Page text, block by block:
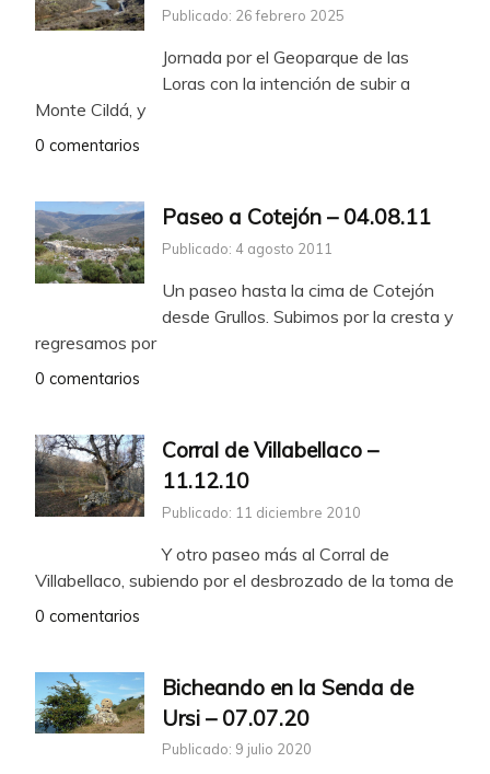
Publicado: 26 febrero 2025
Jornada por el Geoparque de las
Loras con la intención de subir a
Monte Cildá, y
0 comentarios
Paseo a Cotejón – 04.08.11
Publicado: 4 agosto 2011
Un paseo hasta la cima de Cotejón
desde Grullos. Subimos por la cresta y
regresamos por
0 comentarios
Corral de Villabellaco –
11.12.10
Publicado: 11 diciembre 2010
Y otro paseo más al Corral de
Villabellaco, subiendo por el desbrozado de la toma de
0 comentarios
Bicheando en la Senda de
Ursi – 07.07.20
Publicado: 9 julio 2020